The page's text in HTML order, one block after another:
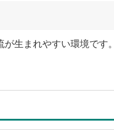
生まれやすい環境で